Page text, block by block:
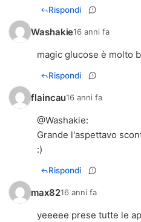
Rispondi
Washakie16 anni fa
magic glucose è molto
Rispondi
flaincau16 anni fa
@Washakie:
Grande l'aspettavo
:)
Rispondi
max8216 anni fa
yeeeee prese tutte le